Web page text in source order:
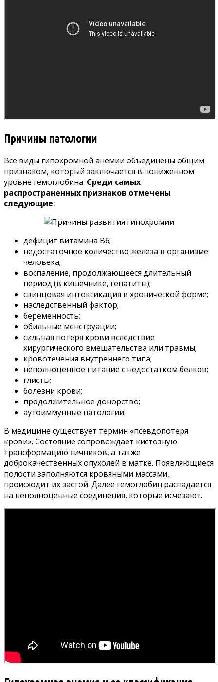
Причины патологии
Все виды гипохромной анемии объединены общим
признаком, который заключается в пониженном
уровне гемоглобина. Среди самых
распространенных признаков отмечены
следующие:
дефицит витамина В6;
недостаточное количество железа в организме
человека;
воспаление, продолжающееся длительный
период (в кишечнике, гепатиты);
свинцовая интоксикация в хронической форме;
наследственный фактор;
беременность;
обильные менструации;
сильная потеря крови вследствие
хирургического вмешательства или травмы;
кровотечения внутреннего типа;
неполноценное питание с недостатком белков;
глисты;
болезни крови;
продолжительное донорство;
аутоиммунные патологии.
В медицине существует термин «псевдопотеря
крови». Состояние сопровождает кистозную
трансформацию яичников, а также
доброкачественных опухолей в матке. Появляющиеся
полости заполняются кровяными массами,
происходит их застой. Далее гемоглобин распадается
на неполноценные соединения, которые исчезают.